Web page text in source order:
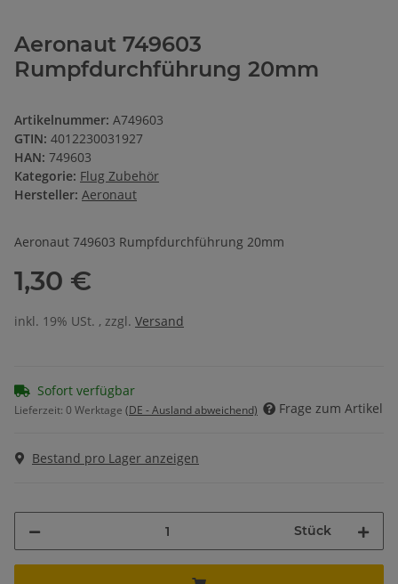
Aeronaut 749603
Rumpfdurchführung 20mm
Artikelnummer: A749603
GTIN: 4012230031927
HAN: 749603
Kategorie: Flug Zubehör
Hersteller: Aeronaut
Aeronaut 749603 Rumpfdurchführung 20mm
1,30 €
inkl. 19% USt. , zzgl. Versand
Sofort verfügbar
Lieferzeit: 0 Werktage (DE - Ausland abweichend) Frage zum Artikel
Bestand pro Lager anzeigen
Stück